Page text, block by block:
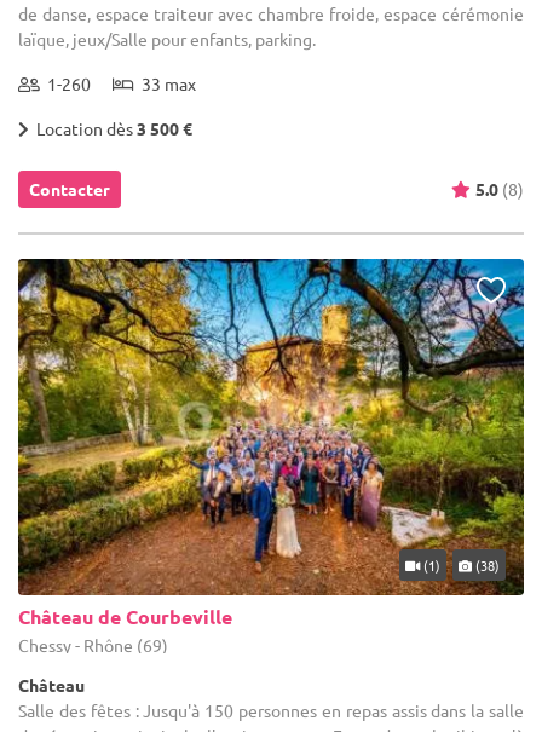
de danse, espace traiteur avec chambre froide, espace cérémonie
laïque, jeux/Salle pour enfants, parking.
1-260 33 max
Location dès3 500 €
Contacter 5.0 (8)
(1) (38)
Château de Courbeville
Chessy - Rhône (69)
Château
Salle des fêtes : Jusqu'à 150 personnes en repas assis dans la salle